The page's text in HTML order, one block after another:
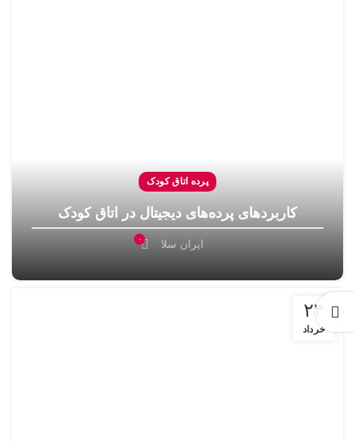
پرده اتاق کودک
کاربردهای پرده‌های دیجیتال در اتاق کودک
ایران سلا ۰
۲۴
خرداد